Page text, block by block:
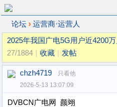
论坛 › 运营商·运营人
2025年我国广电5G用户近4200
27/1884
收藏 发帖
chzh4719
只看他
2026-5-13 13:07:09
DVBCN广电网 颜翊